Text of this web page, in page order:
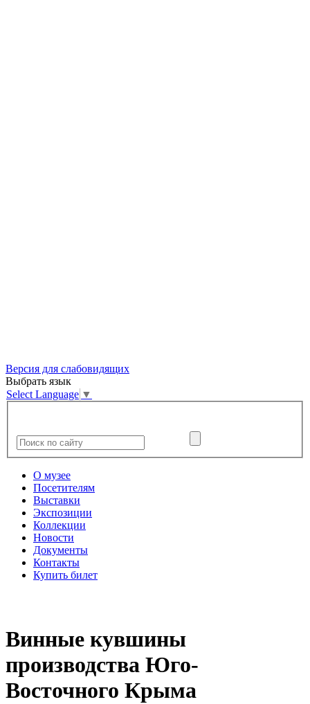
Версия для слабовидящих
Выбрать язык
Select Language ▼
О музее
Посетителям
Выставки
Экспозиции
Коллекции
Новости
Документы
Контакты
Купить билет
Винные кувшины
производства Юго-
Восточного Крыма